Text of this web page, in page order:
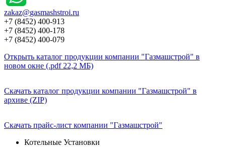
zakaz@gasmashstroi.ru
+7 (8452) 400-913
+7 (8452) 400-178
+7 (8452) 400-079
Открыть каталог продукции компании "Газмашстрой" в
новом окне (.pdf 22,2 МБ)
Скачать каталог продукции компании "Газмашстрой" в
архиве (ZIP)
Скачать прайс-лист компании "Газмашстрой"
Котельные Установки